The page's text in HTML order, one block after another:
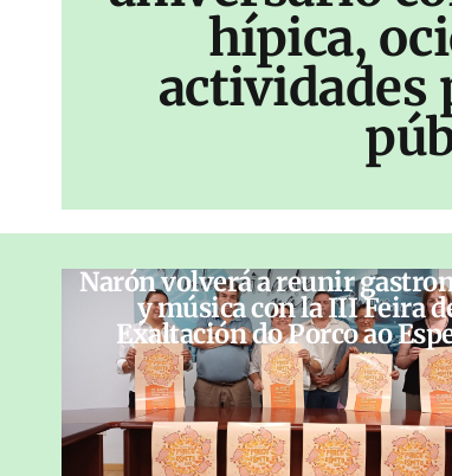
hípica,
actividades
Narón volverá a reunir
y música con la III Feira
Exaltación do Porco ao